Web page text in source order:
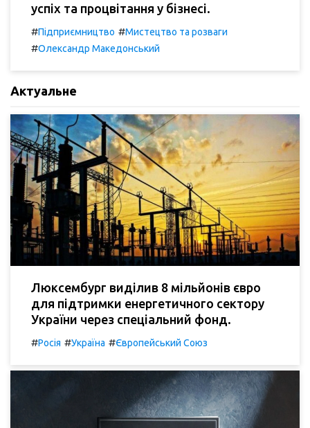
успіх та процвітання у бізнесі.
#Підприємництво #Мистецтво та розваги
#Олександр Македонський
Актуальне
Люксембург виділив 8 мільйонів євро
для підтримки енергетичного сектору
України через спеціальний фонд.
#Росія #Україна #Європейський Союз